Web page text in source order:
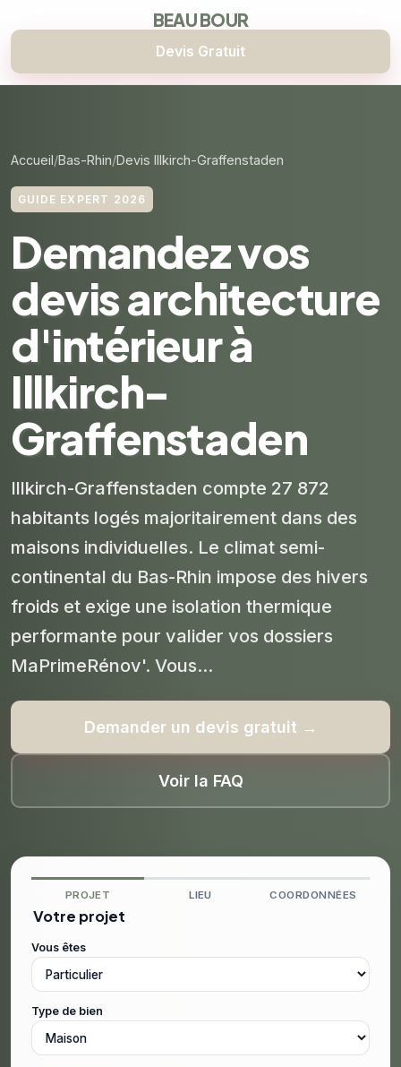
BEAU BOUR
Devis Gratuit
Accueil Bas-Rhin Devis Illkirch-Graffenstaden
GUIDE EXPERT 2026
Demandez vos
devis architecture
d'intérieur à
Illkirch-
Graffenstaden
Illkirch-Graffenstaden compte 27 872
habitants logés majoritairement dans des
maisons individuelles. Le climat semi-
continental du Bas-Rhin impose des hivers
froids et exige une isolation thermique
performante pour valider vos dossiers
MaPrimeRénov'. Vous...
Demander un devis gratuit →
Voir la FAQ
PROJET LIEU COORDONNÉES
Votre projet
Vous êtes
Type de bien